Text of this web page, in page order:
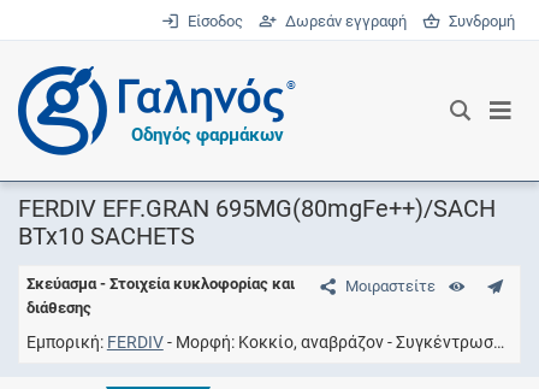
Είσοδος Δωρεάν εγγραφή Συνδρομή
®
Οδηγός φαρμάκων
FERDIV EFF.GRAN 695MG(80mgFe++)/SACH
BTx10 SACHETS
Μοιραστείτε
Σκεύασμα - Στοιχεία κυκλοφορίας και
διάθεσης
Εμπορική FERDIV Μορφή Κοκκίο, αναβράζον Συγκέντρωση